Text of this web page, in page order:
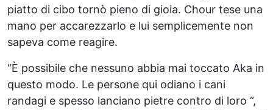
piatto di cibo tornò pieno di gioia. Chour tese una
mano per accarezzarlo e lui semplicemente non
sapeva come reagire.
“È possibile che nessuno abbia mai toccato Aka in
questo modo. Le persone qui odiano i cani
randagi e spesso lanciano pietre contro di loro “,